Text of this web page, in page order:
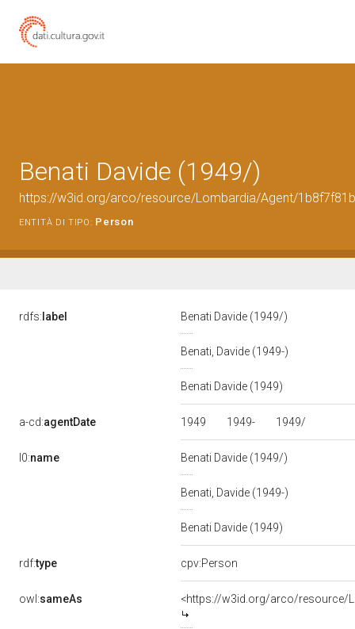
Benati Davide (1949/)
https://w3id.org/arco/resource/Lombardia/Agent/
ENTITÀ DI TIPO: Person
rdfs: label Benati Davide (1949/)
Benati, Davide (1949-)
Benati Davide (1949)
a-cd:agentDate 1949 1949- 1949/
l0:name Benati Davide (1949/)
Benati, Davide (1949-)
Benati Davide (1949)
rdf:type cpv:Person
owl:sameAs <https://w3id.org/arco/resource/